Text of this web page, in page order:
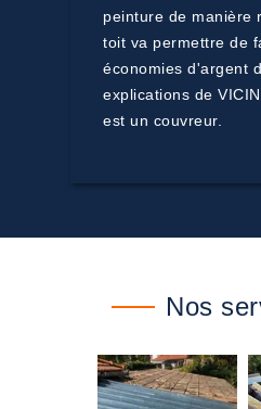
peinture de manière
toit va permettre de
économies d'argent
explications de
est un couvreur.
Nos